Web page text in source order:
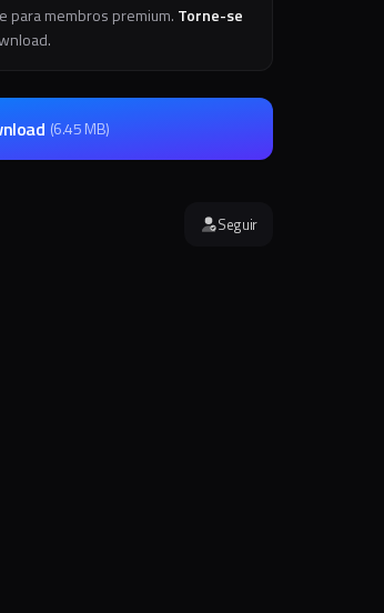
para membros premium. Torne-se
(6.45 MB)
Seguir